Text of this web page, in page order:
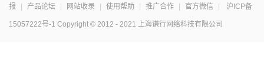
报 产品论坛 网站收录 使用帮助 推广合作 官方微信 沪ICP备
15057222号-1 Copyright © 2012 - 2021 上海谦行网络科技有限公司